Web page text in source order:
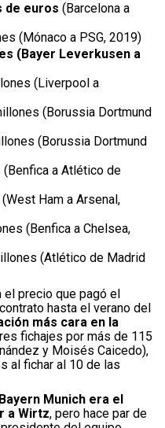
de euros (Barcelona a
(Mónaco a PSG, 2019)
(Bayer Leverkusen a
(Liverpool a
(Borussia Dortmund
(Borussia Dortmund
a Atlético de
Ham a Arsenal,
(Benfica a Chelsea,
(Atlético de Madrid
precio que pagó el
hasta el verano del
más cara en la
fichajes por más de 115
y Moisés Caicedo),
al fichar al 10 de las
Munich era el
a Wirtz, pero hace par de